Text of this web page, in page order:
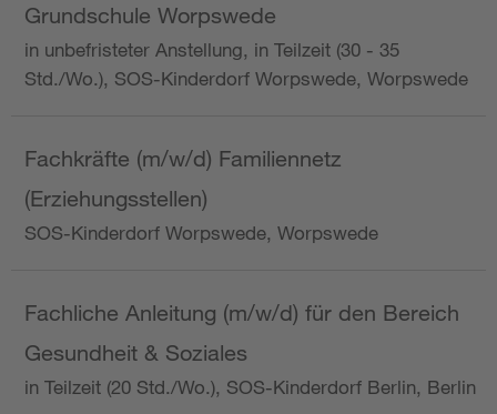
Grundschule Worpswede
in unbefristeter Anstellung, in Teilzeit (30 - 35
Std./Wo.), SOS-Kinderdorf Worpswede, Worpswede
Fachkräfte (m/w/d) Familiennetz
(Erziehungsstellen)
SOS-Kinderdorf Worpswede, Worpswede
Fachliche Anleitung (m/w/d) für den Bereich
Gesundheit & Soziales
in Teilzeit (20 Std./Wo.), SOS-Kinderdorf Berlin, Berlin